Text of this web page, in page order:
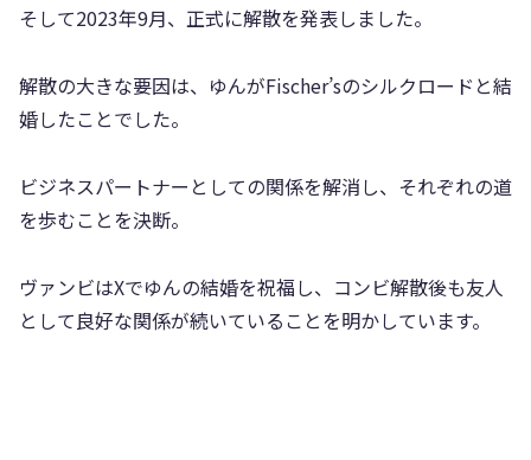
そして2023年9月、正式に解散を発表しました。
解散の大きな要因は、ゆんがFischer’sのシルクロードと結
婚したことでした。
ビジネスパートナーとしての関係を解消し、それぞれの道
を歩むことを決断。
ヴァンビはXでゆんの結婚を祝福し、コンビ解散後も友人
として良好な関係が続いていることを明かしています。